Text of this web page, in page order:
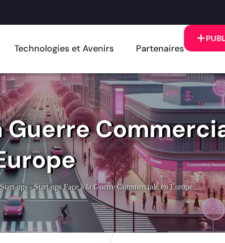
Technologies et Avenirs Partenaires
Start-ups - Start-ups Face à la Guerre Commerciale en Europe